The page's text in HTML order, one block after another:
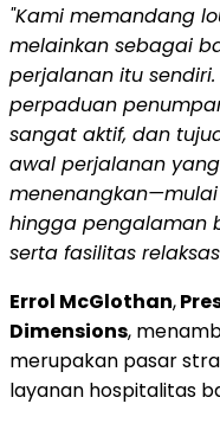
"Kami memandang
melainkan sebagai
perjalanan itu
perpaduan
sangat aktif, dan
awal perjalanan
hingga pengalaman
serta fasilitas
Errol McGlothan,
Dimensions,
merupakan pasar
layanan hospitalitas